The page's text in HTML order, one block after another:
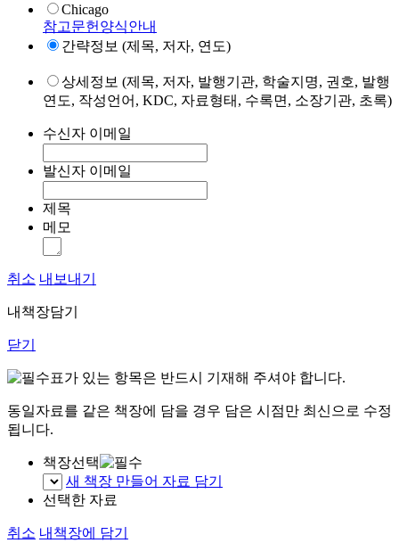
Chicago
참고문헌양식안내
간략정보 (제목, 저자, 연도)
상세정보 (제목, 저자, 발행기관, 학술지명, 권호, 발행
연도, 작성언어, KDC, 자료형태, 수록면, 소장기관, 초록)
수신자 이메일
발신자 이메일
제목
메모
취소 내보내기
내책장담기
닫기
표가 있는 항목은 반드시 기재해 주셔야 합니다.
동일자료를 같은 책장에 담을 경우 담은 시점만 최신으로 수정
됩니다.
책장선택
새 책장 만들어 자료 담기
선택한 자료
취소 내책장에 담기